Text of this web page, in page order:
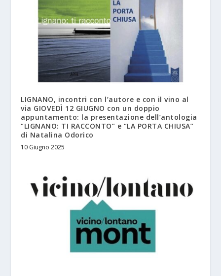
LIGNANO, incontri con l’autore e con il vino al
via GIOVEDÌ 12 GIUGNO con un doppio
appuntamento: la presentazione dell’antologia
“LIGNANO: TI RACCONTO” e “LA PORTA CHIUSA”
di Natalina Odorico
10 Giugno 2025